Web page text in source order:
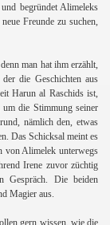
begründet Alimeleks
Freunde zu suchen,
man hat ihm erzählt,
die Geschichten aus
Harun al Raschids ist,
die Stimmung seiner
nämlich den, etwas
Das Schicksal meint es
von Alimelek unterwegs
Irene zuvor züchtig
Gespräch. Die beiden
Magier aus.
gern wissen, wie die